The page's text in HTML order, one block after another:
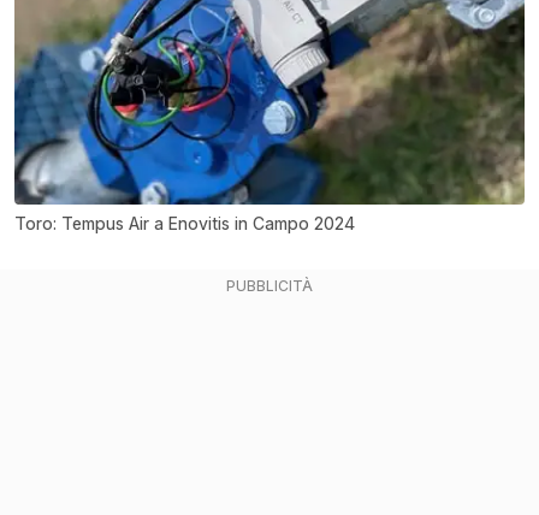
Toro: Tempus Air a Enovitis in Campo 2024